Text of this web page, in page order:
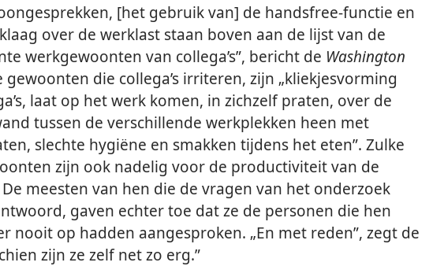
[het gebruik van] de handsfree-functie en
over de werklast staan boven aan de lijst van de
werkgewoonten van collega’s”, bericht de Washington
gewoonten die collega’s irriteren, zijn „kliekjesvorming
laat op het werk komen, in zichzelf praten, over de
tussen de verschillende werkplekken heen met
slechte hygiëne en smakken tijdens het eten”. Zulke
zijn ook nadelig voor de productiviteit van de
meesten van hen die de vragen van het onderzoek
gaven echter toe dat ze de personen die hen
nooit op hadden aangesproken. „En met reden”, zegt de
zijn ze zelf net zo erg.”